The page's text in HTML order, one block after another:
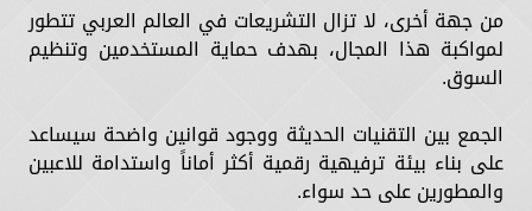
من جهة أخرى، لا تزال التشريعات في العالم العربي تتطور
لمواكبة هذا المجال، بهدف حماية المستخدمين وتنظيم
السوق.
الجمع بين التقنيات الحديثة ووجود قوانين واضحة سيساعد
على بناء بيئة ترفيهية رقمية أكثر أماناً واستدامة للاعبين
والمطورين على حد سواء.